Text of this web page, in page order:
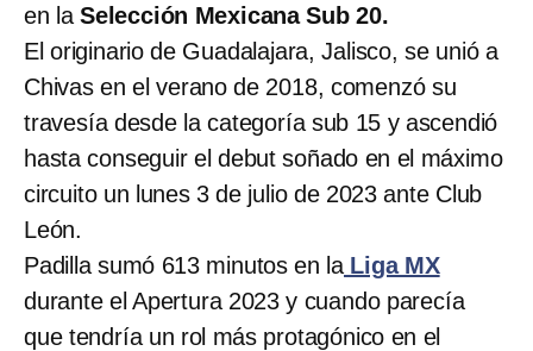
en la Selección Mexicana Sub 20.
El originario de Guadalajara, Jalisco, se unió a
Chivas en el verano de 2018, comenzó su
travesía desde la categoría sub 15 y ascendió
hasta conseguir el debut soñado en el máximo
circuito un lunes 3 de julio de 2023 ante Club
León.
Padilla sumó 613 minutos en la Liga MX
durante el Apertura 2023 y cuando parecía
que tendría un rol más protagónico en el